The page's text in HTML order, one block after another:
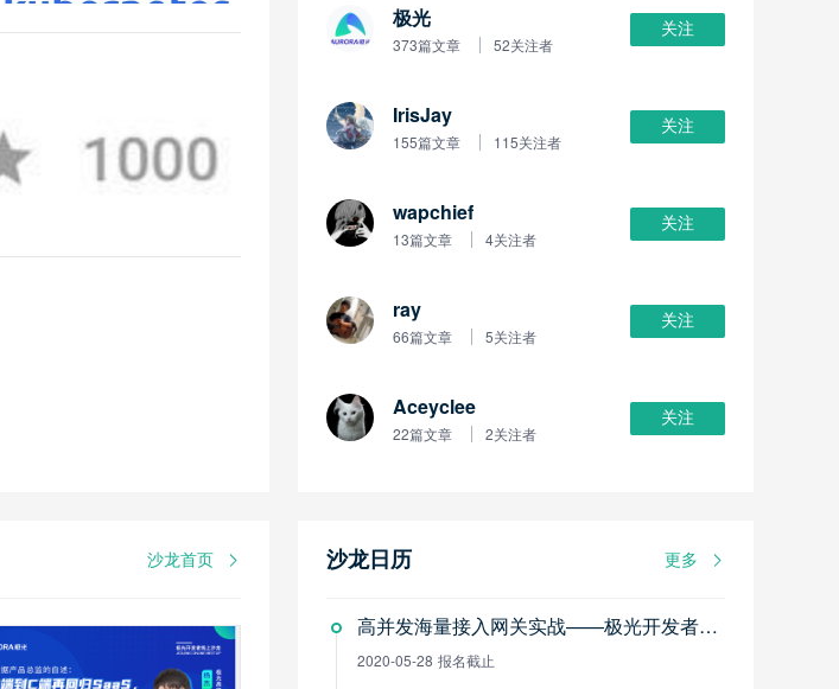
极光
373篇文章 52关注者
关注
IrisJay
155篇文章 115关注者
关注
wapchief
13篇文章 4关注者
关注
ray
66篇文章 5关注者
关注
Aceyclee
22篇文章 2关注者
关注
沙龙首页 沙龙日历 更多
高并发海量接入网关实战——极光开发者线上沙龙
2020-05-28 报名截止